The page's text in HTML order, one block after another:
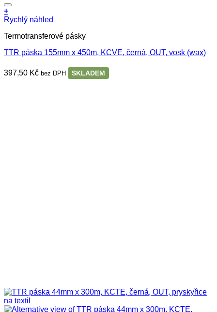
+
Rychlý náhled
Termotransferové pásky
TTR páska 155mm x 450m, KCVE, černá, OUT, vosk (wax)
397,50 Kč bez DPH SKLADEM